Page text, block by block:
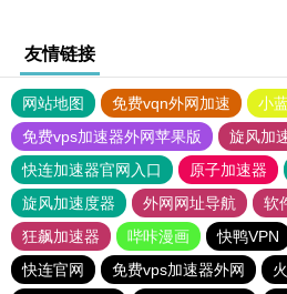
友情链接
网站地图 免费vqn外网加速
小
免费vps加速器外网苹果版
旋风加
快连加速器官网入口
原子加速器
旋风加速度器
外网网址导航 软
狂飙加速器
哔咔漫画 快鸭VPN
快连官网
免费vps加速器外网